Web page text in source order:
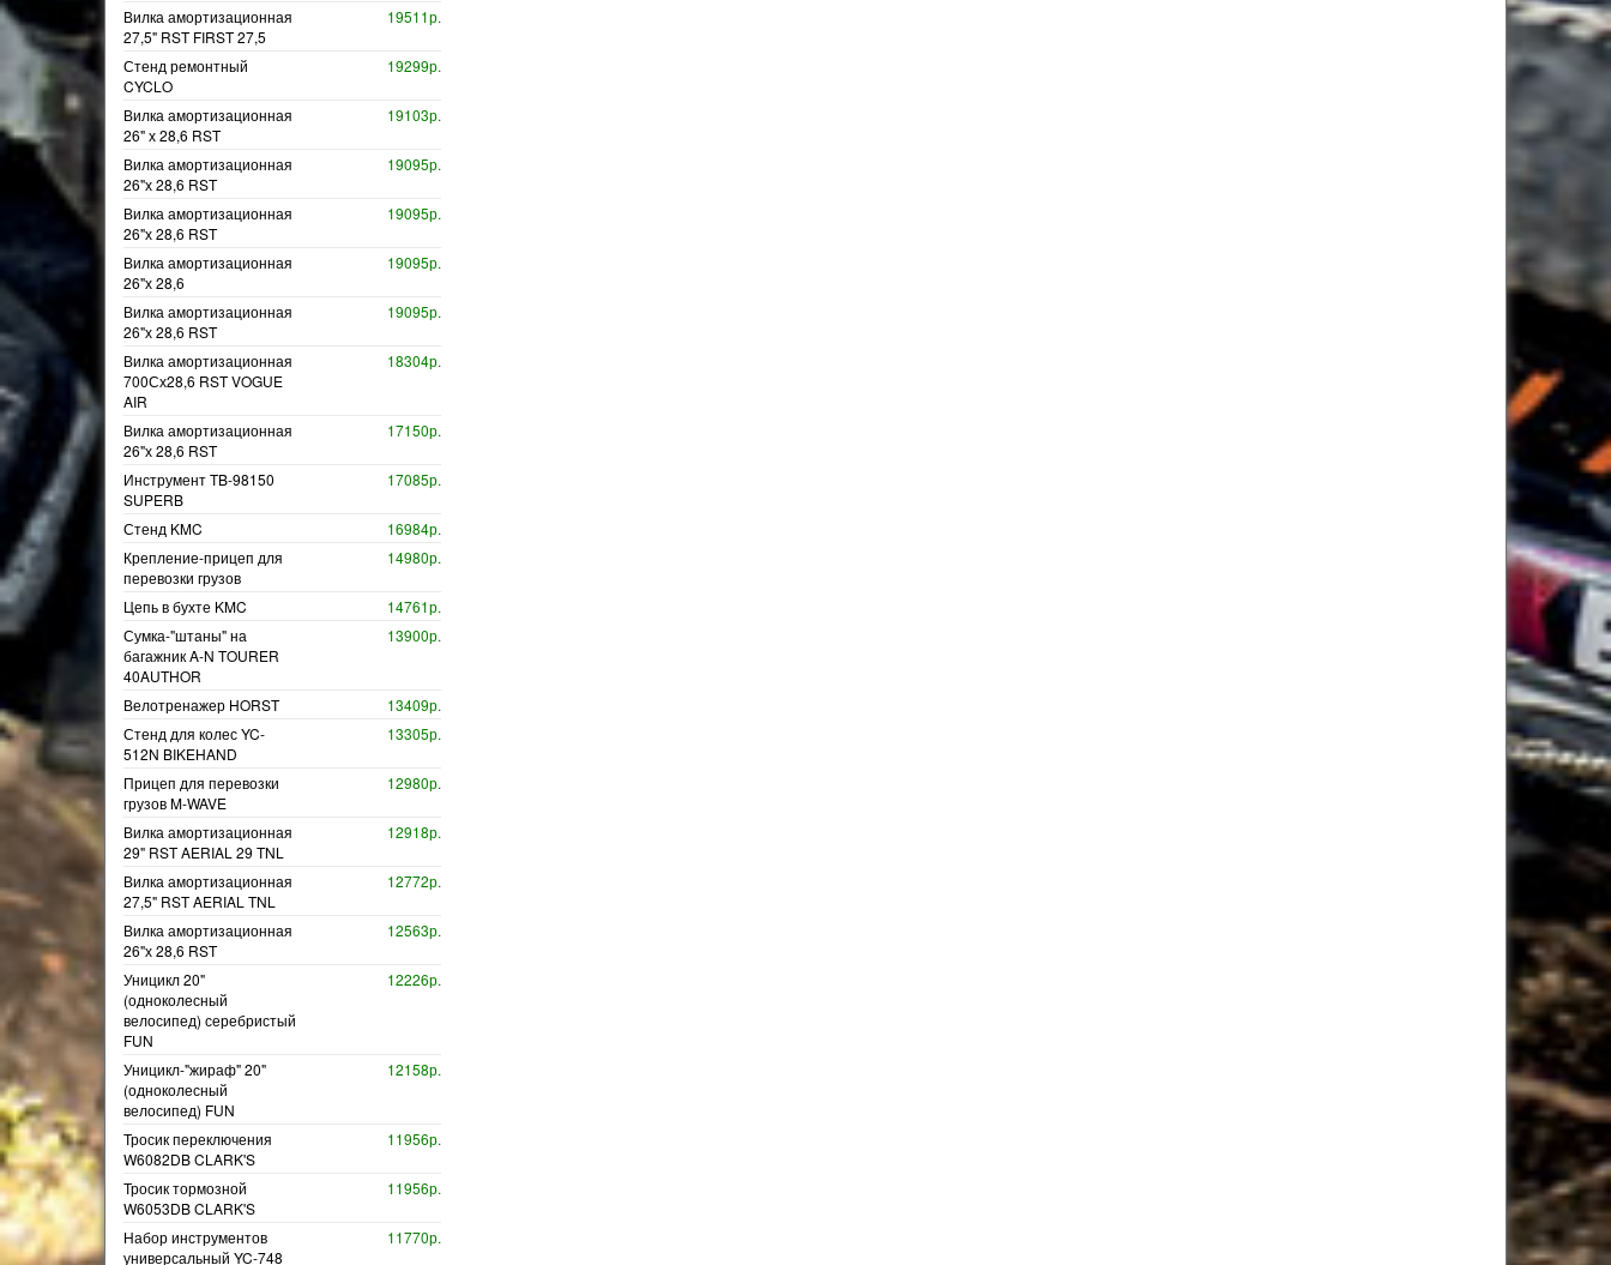
Вилка амортизационная
27,5" RST FIRST 27,5
19511р.
Стенд ремонтный
CYCLO
19299р.
Вилка амортизационная
26" х 28,6 RST
19103р.
Вилка амортизационная
26"х 28,6 RST
19095р.
Вилка амортизационная
26"х 28,6 RST
19095р.
Вилка амортизационная
26"х 28,6
19095р.
Вилка амортизационная
26"х 28,6 RST
19095р.
Вилка амортизационная
700Сх28,6 RST VOGUE
AIR
18304р.
Вилка амортизационная
26"х 28,6 RST
17150р.
Инструмент TB-98150
SUPERB
17085р.
Стенд KMC
16984р.
Крепление-прицеп для
перевозки грузов
14980р.
Цепь в бухте KMC
14761р.
Сумка-"штаны" на
багажник A-N TOURER
40AUTHOR
13900р.
Велотренажер HORST
13409р.
Стенд для колес YC-
512N BIKEHAND
13305р.
Прицеп для перевозки
грузов M-WAVE
12980р.
Вилка амортизационная
29" RST AERIAL 29 TNL
12918р.
Вилка амортизационная
27,5" RST AERIAL TNL
12772р.
Вилка амортизационная
26"х 28,6 RST
12563р.
Уницикл 20"
(одноколесный
велосипед) серебристый
FUN
12226р.
Уницикл-"жираф" 20"
(одноколесный
велосипед) FUN
12158р.
Тросик переключения
W6082DB CLARK'S
11956р.
Тросик тормозной
W6053DB CLARK'S
11956р.
Набор инструментов
универсальный YC-748
11770р.